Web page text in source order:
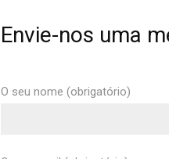
Envie-nos uma
O seu nome (obrigatório)